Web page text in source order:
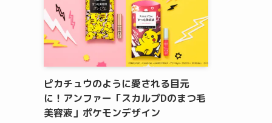
ピカチュウのように愛される目元
に！アンファー「スカルプDのまつ毛
美容液」ポケモンデザイン